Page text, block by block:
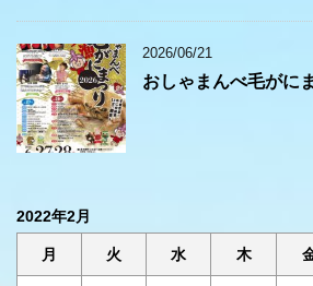
2026/06/21
おしゃまんべ毛がに
2022年2月
月 火 水 木